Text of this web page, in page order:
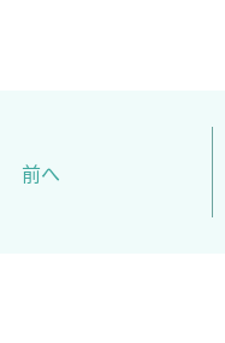
前へ